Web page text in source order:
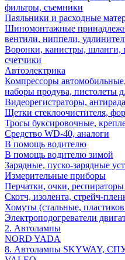
фильтры, съемники
Паяльники и расходные
Шиномонтажные
вентили, ниппели,
Воронки, канистры, шланги,
счетчики
Автоэлектрика
Компрессоры
наборы продува, пистолеты
Видеорегистраторы,
Щетки стеклоочистителя,
Тросы буксировочные,
Средство WD-40, аналоги
В помощь водителю
В помощь водителю зимой
Зарядные, пуско-зарядные
Измерительные приборы
Перчатки, очки,
Скотч, изолента, стрейч-
Хомуты (стальные,
Электроподогреватели
2. Автолампы
NORD YADA
8. Автолампы SKYWAY,